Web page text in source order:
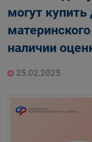
могут
наличии
25.02.2025